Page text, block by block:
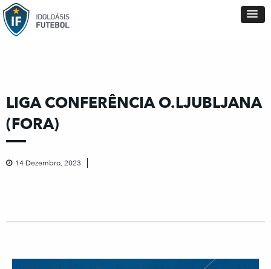
LIGA CONFERÊNCIA O.LJUBLJANA
(FORA)
14 Dezembro, 2023